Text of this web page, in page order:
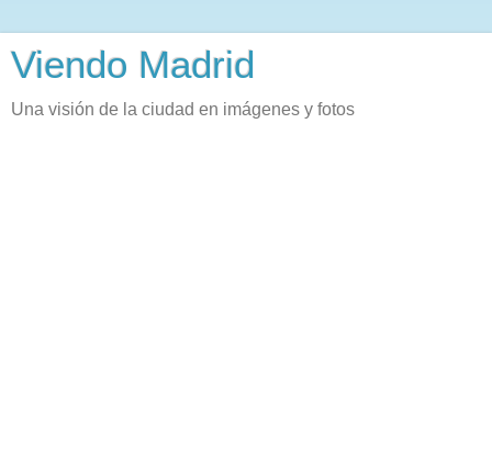
Viendo Madrid
Una visión de la ciudad en imágenes y fotos